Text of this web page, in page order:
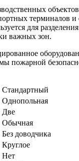
терминалов
для
важных зон.
пожарной
Стандартный
Однопольная
Две
Обычная
Без доводчика
Круглое
Нет